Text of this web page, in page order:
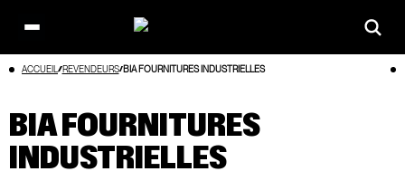
Aller
Open
main
menu
ACCUEIL REVENDEURS BIA FOURNITURES INDUSTRIELLES
BIA FOURNITURES
INDUSTRIELLES